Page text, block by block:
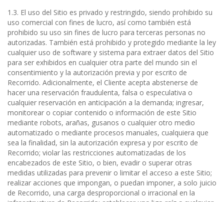
1.3. El uso del Sitio es privado y restringido, siendo prohibido su
uso comercial con fines de lucro, así como también está
prohibido su uso sin fines de lucro para terceras personas no
autorizadas. También está prohibido y protegido mediante la ley
cualquier uso de software y sistema para extraer datos del Sitio
para ser exhibidos en cualquier otra parte del mundo sin el
consentimiento y la autorización previa y por escrito de
Recorrido. Adicionalmente, el Cliente acepta abstenerse de
hacer una reservación fraudulenta, falsa o especulativa o
cualquier reservación en anticipación a la demanda; ingresar,
monitorear o copiar contenido o información de este Sitio
mediante robots, arañas, gusanos o cualquier otro medio
automatizado o mediante procesos manuales, cualquiera que
sea la finalidad, sin la autorización expresa y por escrito de
Recorrido; violar las restricciones automatizadas de los
encabezados de este Sitio, o bien, evadir o superar otras
medidas utilizadas para prevenir o limitar el acceso a este Sitio;
realizar acciones que impongan, o puedan imponer, a solo juicio
de Recorrido, una carga desproporcional o irracional en la